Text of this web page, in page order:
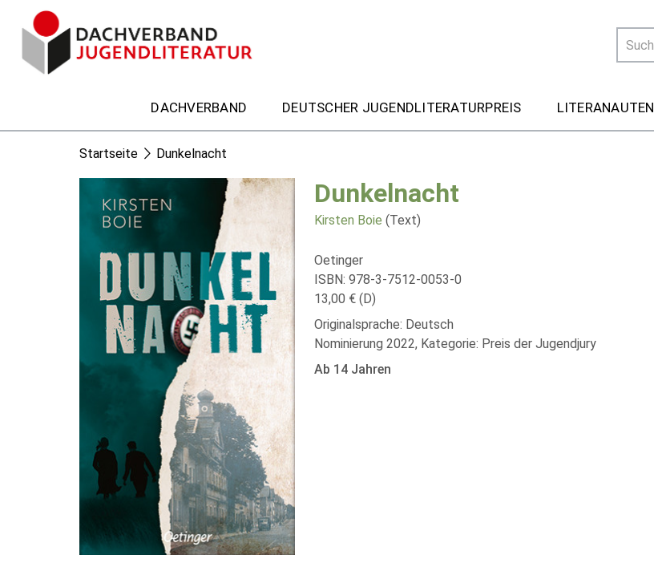
DACHVERBAND DEUTSCHER JUGENDLITERATURPREIS LITERANAUTEN
Startseite Dunkelnacht
Dunkelnacht
Kirsten Boie (Text)
Oetinger
ISBN: 978-3-7512-0053-0
13,00 € (D)
Originalsprache: Deutsch
Nominierung 2022, Kategorie: Preis der Jugendjury
Ab 14 Jahren